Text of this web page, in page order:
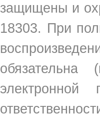
защищены и
18303. При